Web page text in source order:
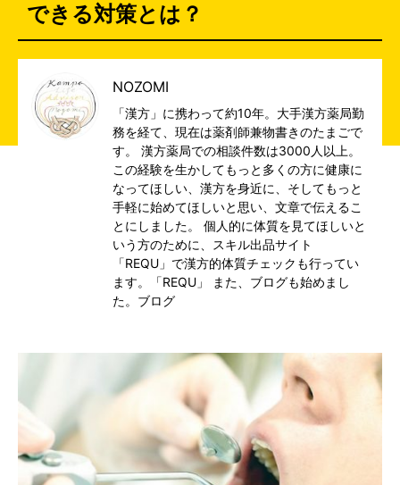
できる対策とは？
NOZOMI
「漢方」に携わって約10年。大手漢方薬局勤
務を経て、現在は薬剤師兼物書きのたまごで
す。 漢方薬局での相談件数は3000人以上。
この経験を生かしてもっと多くの方に健康に
なってほしい、漢方を身近に、そしてもっと
手軽に始めてほしいと思い、文章で伝えるこ
とにしました。 個人的に体質を見てほしいと
いう方のために、スキル出品サイト
「REQU」で漢方的体質チェックも行ってい
ます。
「REQU」
また、ブログも始めまし
た。 ブログ